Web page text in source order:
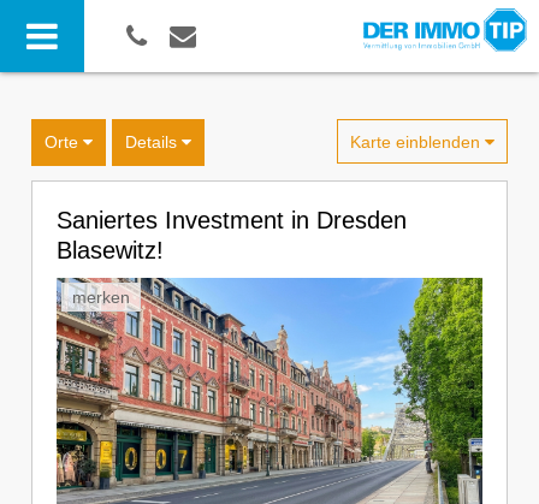
Details
Orte Karte einblenden
Saniertes Investment in Dresden
Blasewitz!
merken